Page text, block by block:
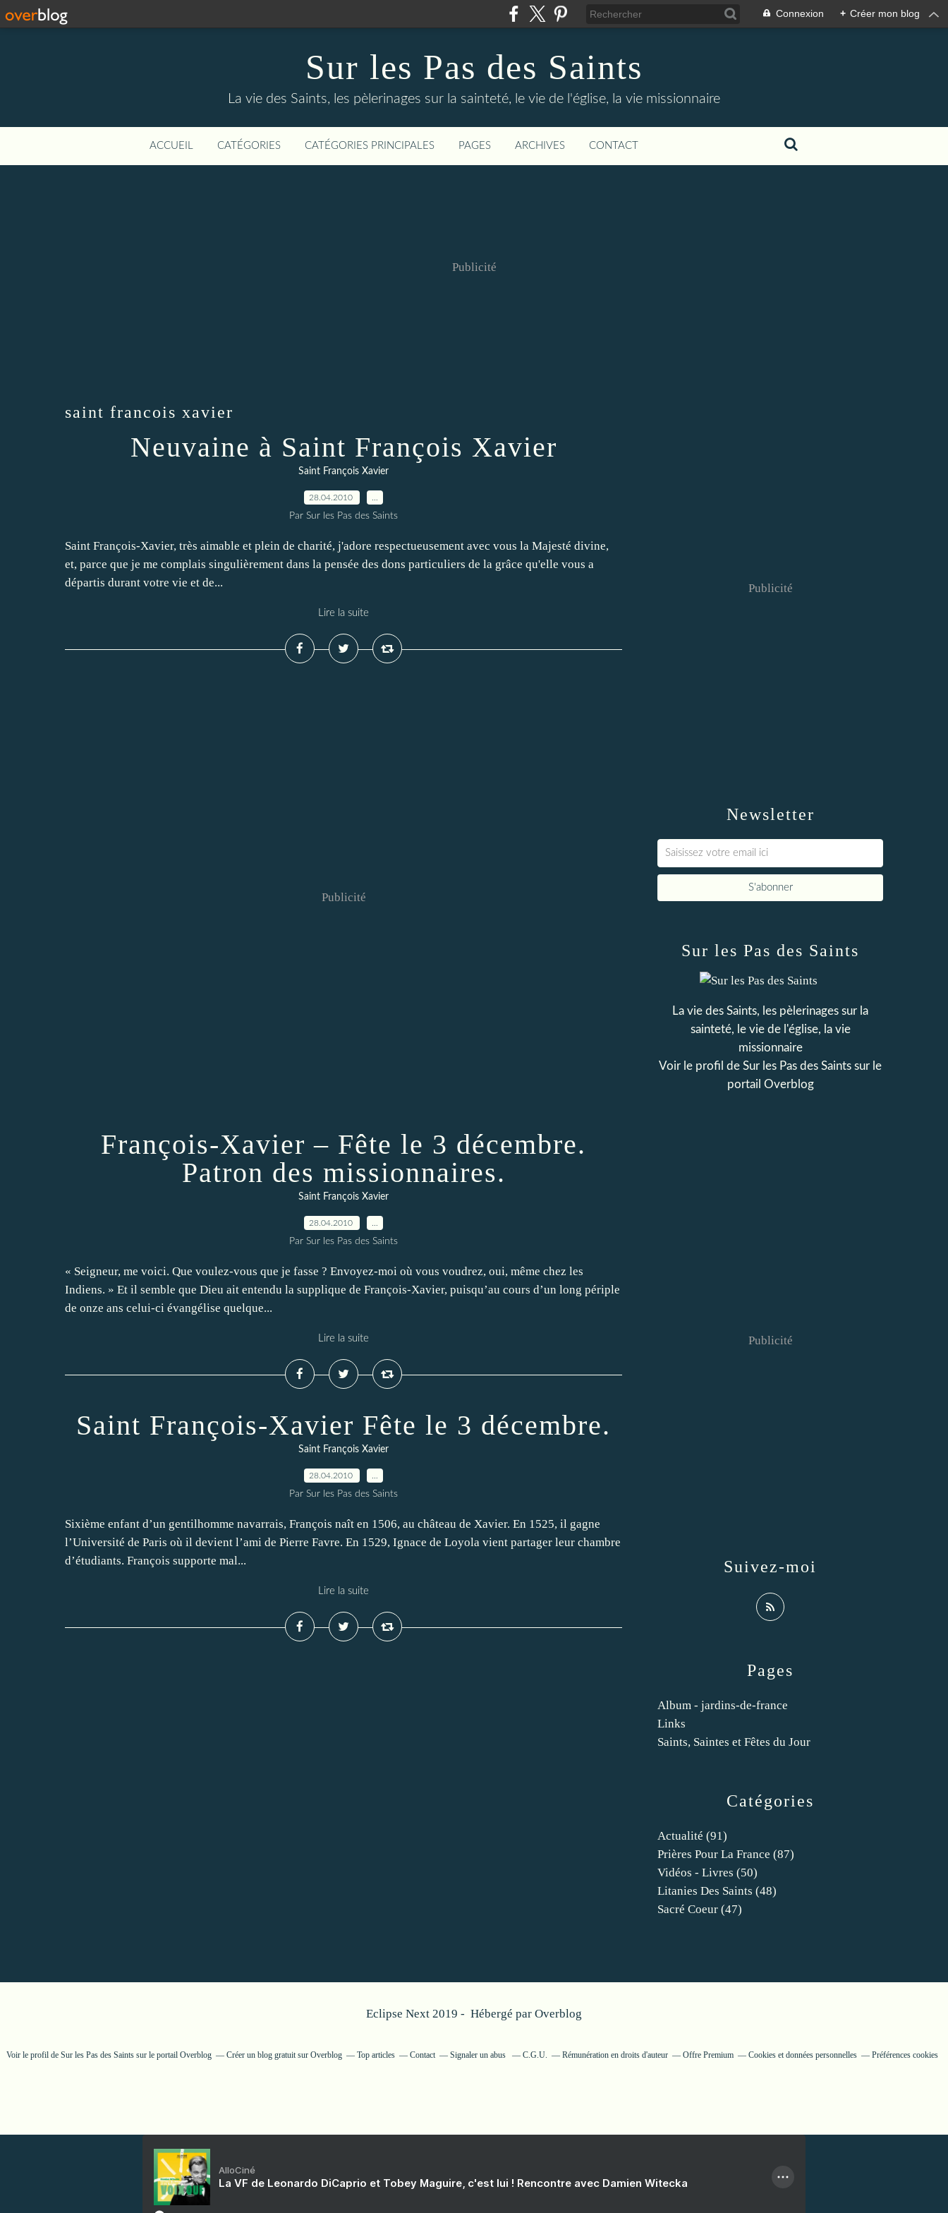
Connexion + Créer mon blog
Sur les Pas des Saints
La vie des Saints, les pèlerinages sur la sainteté, le vie de l'église, la vie missionnaire
ACCUEIL CATÉGORIES CATÉGORIES PRINCIPALES PAGES ARCHIVES CONTACT
Publicité
saint francois xavier
Neuvaine à Saint François Xavier
Saint François Xavier
28.04.2010
Par Sur les Pas des Saints
Saint François-Xavier, très aimable et plein de charité, j'adore respectueusement avec vous la Majesté divine,
et, parce que je me complais singulièrement dans la pensée des dons particuliers de la grâce qu'elle vous a
départis durant votre vie et de...
Lire la suite
Publicité
François-Xavier – Fête le 3 décembre.
Patron des missionnaires.
Saint François Xavier
28.04.2010
Par Sur les Pas des Saints
« Seigneur, me voici. Que voulez-vous que je fasse ? Envoyez-moi où vous voudrez, oui, même chez les
Indiens. » Et il semble que Dieu ait entendu la supplique de François-Xavier, puisqu’au cours d’un long périple
de onze ans celui-ci évangélise quelque...
Lire la suite
Saint François-Xavier Fête le 3 décembre.
Saint François Xavier
28.04.2010
Par Sur les Pas des Saints
Sixième enfant d’un gentilhomme navarrais, François naît en 1506, au château de Xavier. En 1525, il gagne
l’Université de Paris où il devient l’ami de Pierre Favre. En 1529, Ignace de Loyola vient partager leur chambre
d’étudiants. François supporte mal...
Lire la suite
Newsletter
Publicité
Catégories
Actualité (91)
Prières Pour La France (87)
Vidéos - Livres (50)
Litanies Des Saints (48)
Sacré Coeur (47)
Pages
Album - jardins-de-france
Links
Saints, Saintes et Fêtes du Jour
Sur les Pas des Saints
La vie des Saints, les pèlerinages sur la
sainteté, le vie de l'église, la vie
missionnaire
Voir le profil de Sur les Pas des Saints sur le
portail Overblog
Suivez-moi
Publicité
Eclipse Next 2019 - Hébergé par Overblog
Voir le profil de Sur les Pas des Saintssur le portail Overblog Créer un blog gratuit sur Overblog Top articles Contact Signaler un abus C.G.U. Rémunération en droits d'auteur Offre Premium Cookies et données personnelles Préférences cookies
AlloCiné
La VF de Leonardo DiCaprio et Tobey Maguire, c'est lui ! Rencontre avec Damien Witecka